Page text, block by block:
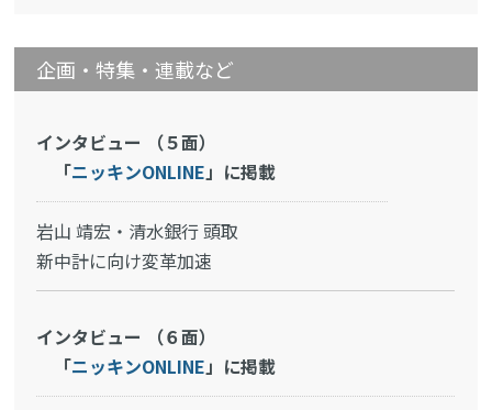
企画・特集・連載など
インタビュー （５面）
「ニッキンONLINE 」に掲載
岩山 靖宏・清水銀行 頭取
新中計に向け変革加速
インタビュー （６面）
「ニッキンONLINE 」に掲載